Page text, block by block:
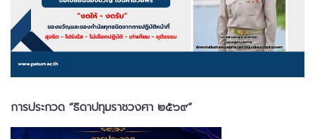
การประกวด “ธิดาปทุมราชวงศา ๒๕๖๙”